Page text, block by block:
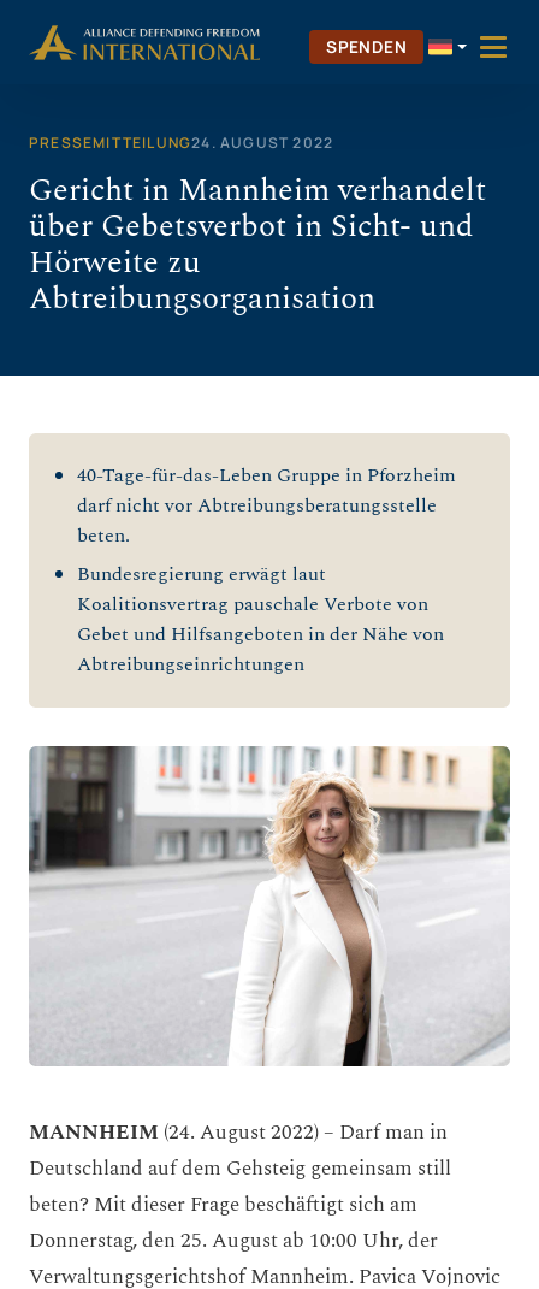
Inhalt
SPENDEN
PRESSEMITTEILUNG24. AUGUST 2022
Gericht in Mannheim verhandelt
über Gebetsverbot in Sicht- und
Hörweite zu
Abtreibungsorganisation
40-Tage-für-das-Leben Gruppe in Pforzheim
darf nicht vor Abtreibungsberatungsstelle
beten.
Bundesregierung erwägt laut
Koalitionsvertrag pauschale Verbote von
Gebet und Hilfsangeboten in der Nähe von
Abtreibungseinrichtungen
MANNHEIM (24. August 2022) – Darf man in
Deutschland auf dem Gehsteig gemeinsam still
beten? Mit dieser Frage beschäftigt sich am
Donnerstag, den 25. August ab 10:00 Uhr, der
Verwaltungsgerichtshof Mannheim. Pavica Vojnovic